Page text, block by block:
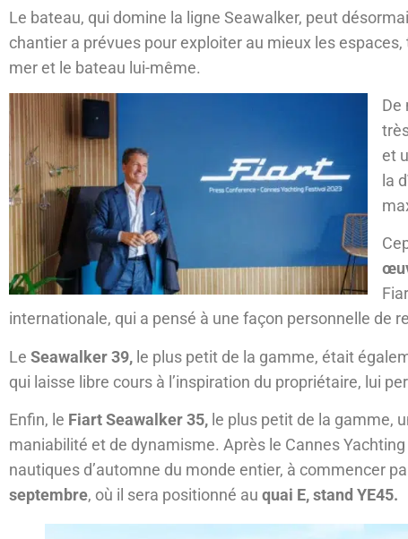
Le bateau, qui domine la ligne Seawalker, peut
chantier a prévues pour exploiter au mieux les
mer et le bateau lui-même.
De
et
la
internationale, qui a pensé à une façon personnelle de
Le Seawalker 39, le plus petit de la gamme, était
qui laisse libre cours à l’inspiration du propriétaire, lui
Enfin, le Fiart Seawalker 35, le plus petit de la gamme,
maniabilité et de dynamisme. Après le Cannes
nautiques d’automne du monde entier, à commencer
septembre, où il sera positionné au quai E, stand YE45.